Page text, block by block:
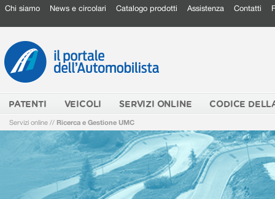
Chi siamo News e circolari Catalogo prodotti Assistenza Contatti
PATENTI VEICOLI SERVIZI ONLINE CODICE
Servizi online // Ricerca e Gestione UMC